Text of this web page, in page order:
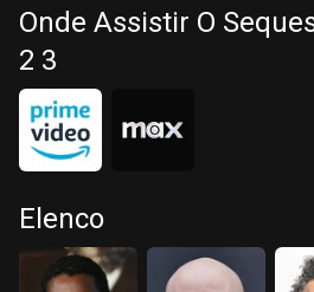
Onde Assistir O
2 3
Elenco